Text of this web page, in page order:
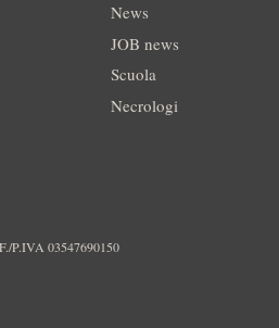
News
JOB news
Scuola
Necrologi
P.IVA 03547690150